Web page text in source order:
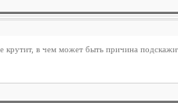
в чем может быть причина